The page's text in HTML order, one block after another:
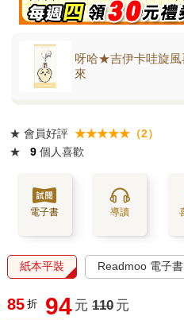
呀哈★吉伊卡哇旋風
來
★ 會員好評 ★★★★★（2）
★
9 個人喜歡
電子書 導讀
紙本平裝 Readmoo 電子書
85 折 94 元 110 元